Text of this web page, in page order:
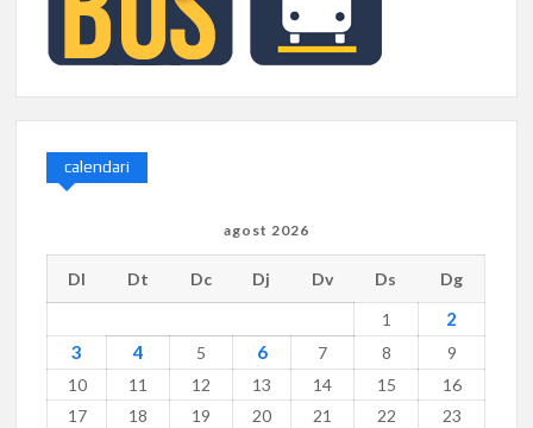
calendari
agost 2026
Dl Dt Dc Dj Dv Ds
Dg
1
2
3
4 5 6 7 8
9
10
11 12 13 14 15
16
17
18 19 20 21 22
23